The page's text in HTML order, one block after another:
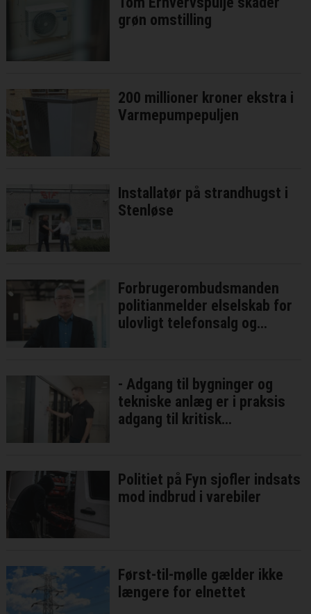
grøn omstilling
200 millioner kroner ekstra i
Varmepumpepuljen
Installatør på strandhugst i
Stenløse
Forbrugerombudsmanden
politianmelder elselskab for
ulovligt telefonsalg og
- Adgang til bygninger og
tekniske anlæg er i praksis
adgang til kritisk
Politiet på Fyn sjofler indsats
mod indbrud i varebiler
Først-til-mølle gælder ikke
længere for elnettet